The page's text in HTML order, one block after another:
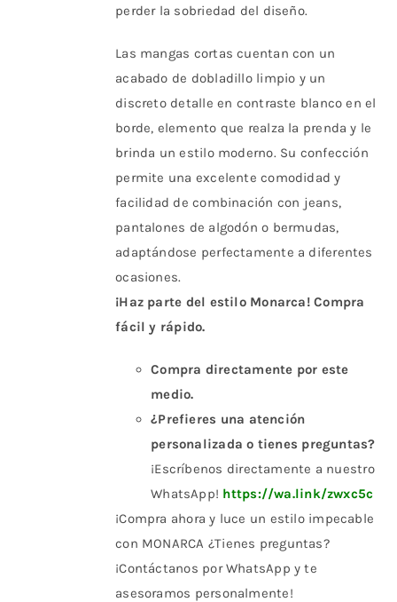
perder la sobriedad del diseño.
Las mangas cortas cuentan con un
acabado de dobladillo limpio y un
discreto detalle en contraste blanco en el
borde, elemento que realza la prenda y le
brinda un estilo moderno. Su confección
permite una excelente comodidad y
facilidad de combinación con jeans,
pantalones de algodón o bermudas,
adaptándose perfectamente a diferentes
ocasiones.
¡Haz parte del estilo Monarca! Compra
fácil y rápido.
Compra directamente por este
medio.
¿Prefieres una atención
personalizada o tienes preguntas?
¡Escríbenos directamente a nuestro
WhatsApp! https://wa.link/zwxc5c
¡Compra ahora y luce un estilo impecable
con MONARCA ¿Tienes preguntas?
¡Contáctanos por WhatsApp y te
asesoramos personalmente!